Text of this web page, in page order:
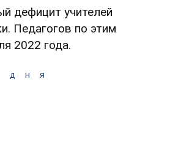
дефицит учителей
Педагогов по этим
2022 года.
дня